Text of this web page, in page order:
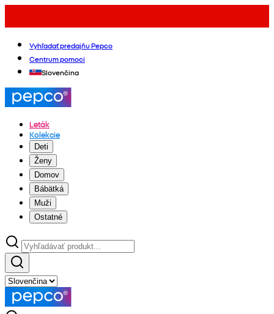
Vyhľadať predajňu Pepco
Centrum pomoci
Slovenčina
Leták
Kolekcie
Deti
Ženy
Domov
Bábätká
Muži
Ostatné